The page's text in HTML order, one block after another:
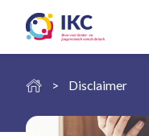
Disclaimer